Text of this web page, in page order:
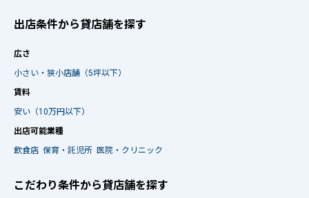
出店条件から貸店舗を探す
広さ
小さい・狭小店舗（5坪以下）
賃料
安い（10万円以下）
出店可能業種
飲食店 保育・託児所 医院・クリニック
こだわり条件から貸店舗を探す